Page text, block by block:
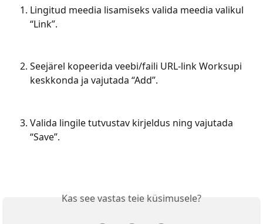
Lingitud meedia lisamiseks valida meedia valikul
“Link”.
Seejärel kopeerida veebi/faili URL-link Worksupi
keskkonda ja vajutada “Add”.
Valida lingile tutvustav kirjeldus ning vajutada
“Save”.
Kas see vastas teie küsimusele?